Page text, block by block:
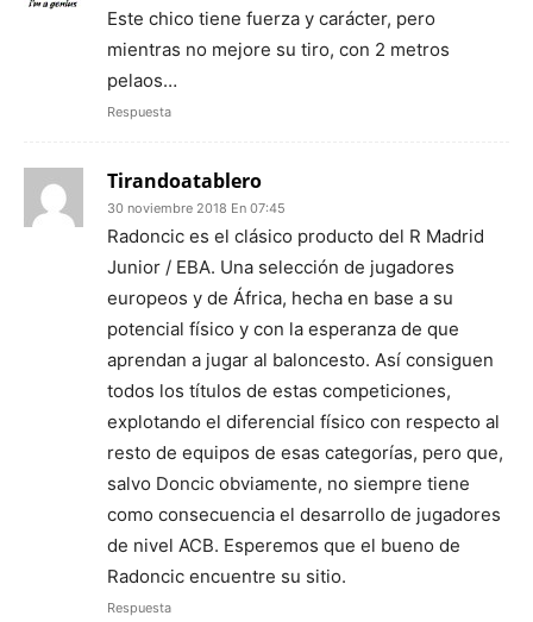
Este chico tiene fuerza y carácter, pero
mientras no mejore su tiro, con 2 metros
pelaos…
Respuesta
Tirandoatablero
30 noviembre 2018 En 07:45
Radoncic es el clásico producto del R Madrid
Junior / EBA. Una selección de jugadores
europeos y de África, hecha en base a su
potencial físico y con la esperanza de que
aprendan a jugar al baloncesto. Así consiguen
todos los títulos de estas competiciones,
explotando el diferencial físico con respecto al
resto de equipos de esas categorías, pero que,
salvo Doncic obviamente, no siempre tiene
como consecuencia el desarrollo de jugadores
de nivel ACB. Esperemos que el bueno de
Radoncic encuentre su sitio.
Respuesta